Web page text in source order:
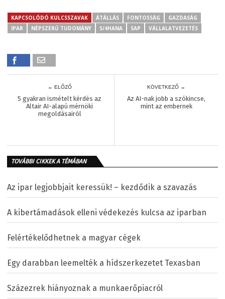
KAPCSOLÓDÓ KULCSSZAVAK ÁTÁLLÁS FONTOSSÁG
GAZDASÁG
IPAR
NÉPSZERŰ TUDOMÁNY S/4HANA SAP VÁLLALATVEZETÉS
← ELŐZŐ
5 gyakran ismételt kérdés az
Altair AI-alapú mérnöki
megoldásairól
KÖVETKEZŐ →
Az AI-nak jobb a szókincse,
mint az embernek
TOVÁBBI CIKKEK A TÉMÁBAN
Az ipar legjobbjait keressük! – kezdődik a szavazás
A kibertámadások elleni védekezés kulcsa az iparban
Felértékelődhetnek a magyar cégek
Egy darabban leemelték a hídszerkezetet Texasban
Százezrek hiányoznak a munkaerőpiacról